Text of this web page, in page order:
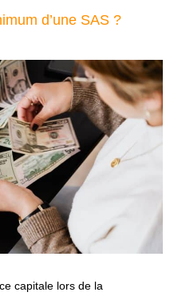
d’une SAS ?
capitale lors de la